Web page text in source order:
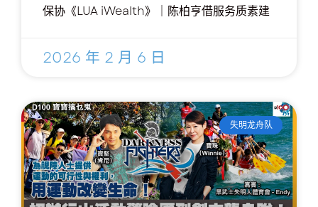
保协《LUA iWealth》｜陈柏亨借服务质素建
2026 年 2 月 6 日
失明龙舟队